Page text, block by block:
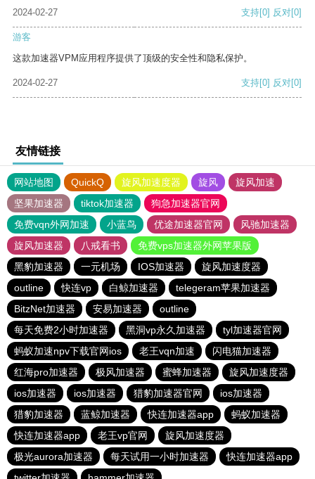
2024-02-27
支持[0] 反对[0]
游客
这款加速器VPM应用程序提供了顶级的安全性和隐私保护。
2024-02-27 支持[0] 反对[0]
友情链接
网站地图 QuickQ 旋风加速度器 旋风
旋风加速
坚果加速器
tiktok加速器
狗急加速器官网
免费vqn外网加速
小蓝鸟 优途加速器官网
风驰加速器
旋风加速器
八戒看书
免费vps加速器外网苹果版
黑豹加速器
一元机场 IOS加速器
旋风加速度器
outline
快连vp 白鲸加速器
telegeram苹果加速器
BitzNet加速器
安易加速器
outline
每天免费2小时加速器
黑洞vp永久加速器
tyl加速器官网
蚂蚁加速npv下载官网ios
老王vqn加速
闪电猫加速器
红海pro加速器
极风加速器 蜜蜂加速器
旋风加速度器
ios加速器
ios加速器 猎豹加速器官网
ios加速器
猎豹加速器
蓝鲸加速器 快连加速器app
蚂蚁加速器
快连加速器app
老王vp官网
旋风加速度器
极光aurora加速器
每天试用一小时加速器
快连加速器app